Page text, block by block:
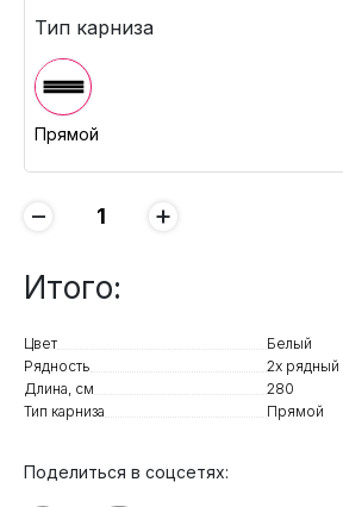
Тип карниза
Прямой
− +
Итого:
Цвет
Белый
Рядность
2х рядный
Длина, см
280
Тип карниза
Прямой
Поделиться в соцсетях: